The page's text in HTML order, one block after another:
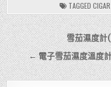
TAGGED
文
章
導
雪茄濕度
← 電子雪茄濕度溫